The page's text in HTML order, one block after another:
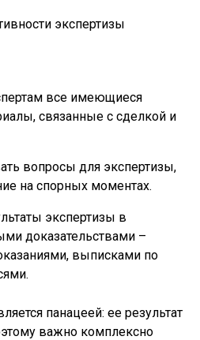
экспертизы
все имеющиеся
связанные с сделкой и
вопросы для экспертизы,
на спорных моментах.
экспертизы в
доказательствами –
выписками по
панацеей: ее результат
важно комплексно